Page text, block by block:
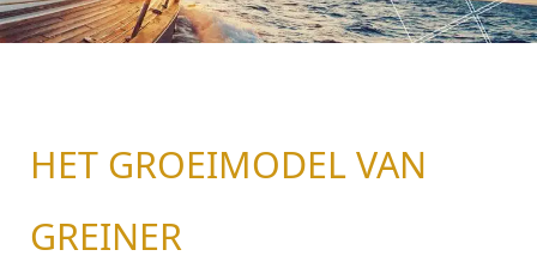
HET GROEIMODEL VAN
GREINER